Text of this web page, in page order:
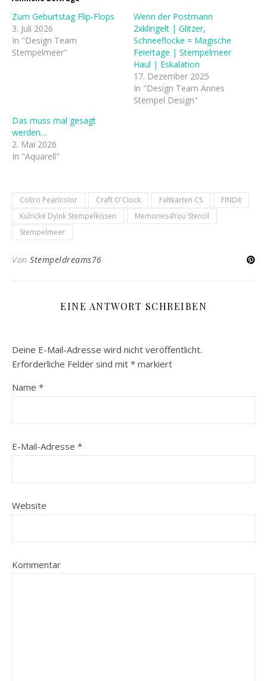
Zum Geburtstag Flip-Flops
3. Juli 2026
In "Design Team
Stempelmeer"
Wenn der Postmann
2xklingelt | Glitzer,
Schneeflocke = Magische
Feiertage | Stempelmeer
Haul | Eskalation
17. Dezember 2025
In "Design Team Annes
Stempel Design"
Das muss mal gesagt
werden…
2. Mai 2026
In "Aquarell"
Coliro Pearlcolor Craft O'Clock Faltkarten CS
FINDit
Kulricke DyInk Stempelkissen
Memories4You Stencil
Stempelmeer
Von Stempeldreams76
EINE ANTWORT SCHREIBEN
Deine E-Mail-Adresse wird nicht veröffentlicht.
Erforderliche Felder sind mit * markiert
Name *
E-Mail-Adresse *
Website
Kommentar